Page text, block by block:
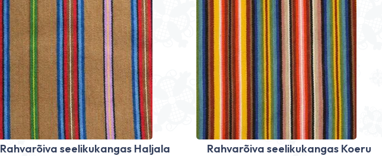
Rahvarõiva seelikukangas Haljala
Rahvarõiva seelikukangas Koeru